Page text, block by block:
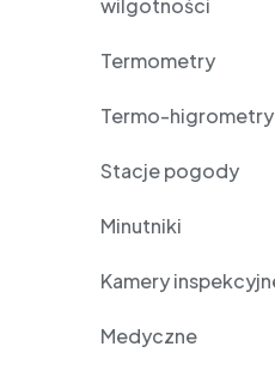
wilgotności
Termometry
Termo-higrometry
Stacje pogody
Minutniki
Kamery
Medyczne